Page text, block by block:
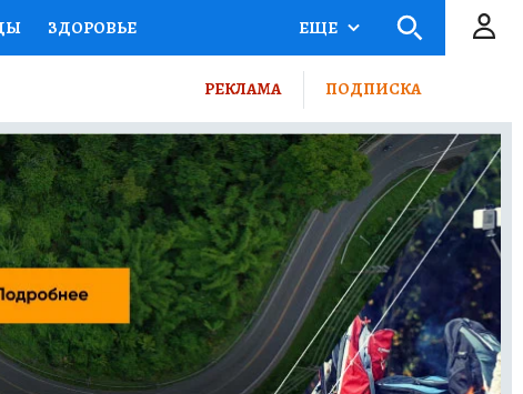
ЗДОРОВЬЕ
ПУТЕВОДИТЕЛЬ
ЖЕЛЕЗА ТУРИЗМ
ВСЕ О КП РАДИО КП
ЕЩЕ
РЕКЛАМА ПОДПИСКА